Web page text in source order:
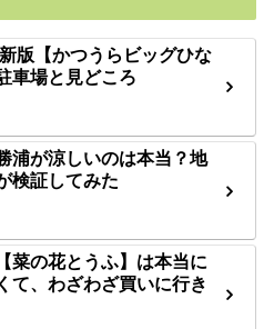
版【かつうらビッグひな
車場と見どころ
浦が涼しいのは本当？地
検証してみた
菜の花とうふ】は本当に
て、わざわざ買いに行き